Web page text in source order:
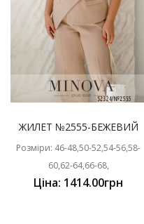
ЖИЛЕТ №2555-БЕЖЕВИЙ
Розміри: 46-48,50-52,54-56,58-
60,62-64,66-68,
Ціна: 1414.00грн